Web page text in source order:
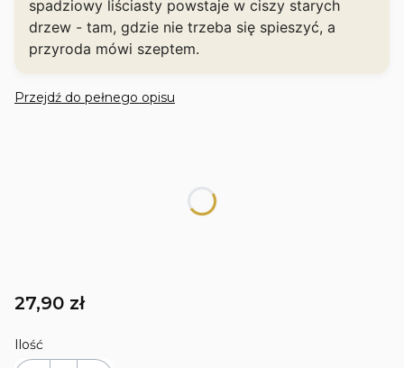
spadziowy liściasty powstaje w ciszy starych
drzew - tam, gdzie nie trzeba się spieszyć, a
przyroda mówi szeptem.
Przejdź do pełnego opisu
Cena
27,90 zł
Ilość